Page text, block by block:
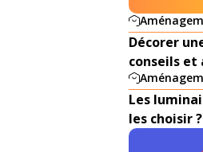
Décorer
conseils et
Les
les choisir ?